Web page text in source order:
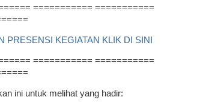
=========== ===========
PRESENSI KEGIATAN KLIK DI SINI
=========== ===========
ini untuk melihat yang hadir: